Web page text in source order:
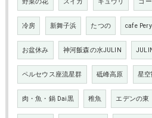
冷房 新舞子浜 たつの cafe
お盆休み 神河飯森の水JULIN
ペルセウス座流星群 砥峰高原 星
肉・魚・鍋 Dai黒 稚魚 エデンの東